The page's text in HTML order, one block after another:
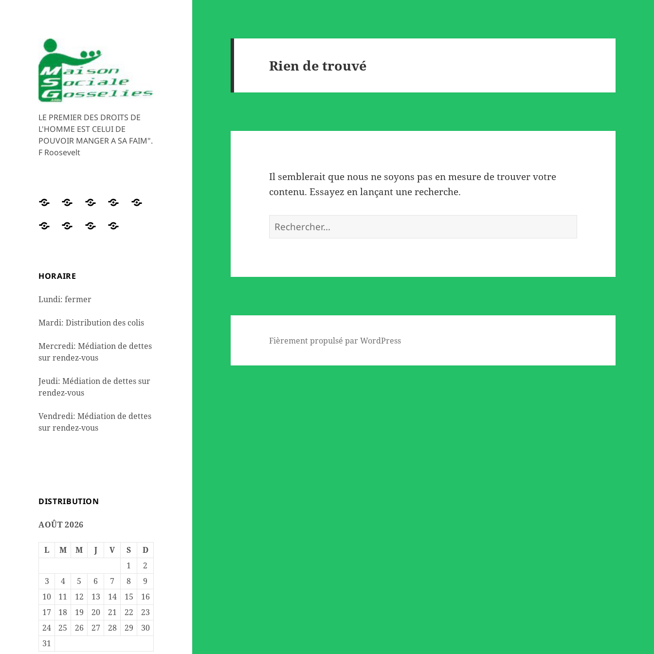
LE PREMIER DES DROITS DE
L'HOMME EST CELUI DE
POUVOIR MANGER A SA FAIM".
F Roosevelt
Distribution
colis
alimentaire
HISTORIQUE
Les
et
Magasin
seconde
MEDIATION
RéseauxORGANIGRAMME
NOUSContact
HORAIRE
Lundi: fermer
Mardi: Distribution des colis
Mercredi: Médiation de dettes
sur rendez-vous
Jeudi: Médiation de dettes sur
rendez-vous
Vendredi: Médiation de dettes
sur rendez-vous
DISTRIBUTION
AOÛT 2026
L M M J V S
D
1
2
3
4 5 6 7 8
9
10
11 12 13 14 15
16
17
18 19 20 21 22
23
24
25 26 27 28 29
30
31
Rien de trouvé
Il semblerait que nous ne soyons pas en mesure de trouver votre
contenu. Essayez en lançant une recherche.
Rechercher :
Fièrement propulsé par WordPress